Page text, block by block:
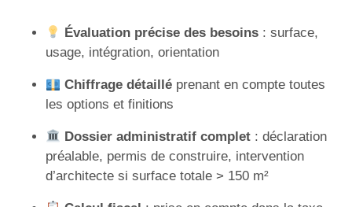
Évaluation précise des besoins : surface,
usage, intégration, orientation
Chiffrage détaillé prenant en compte toutes
les options et finitions
Dossier administratif complet : déclaration
préalable, permis de construire, intervention
d’architecte si surface totale > 150 m²